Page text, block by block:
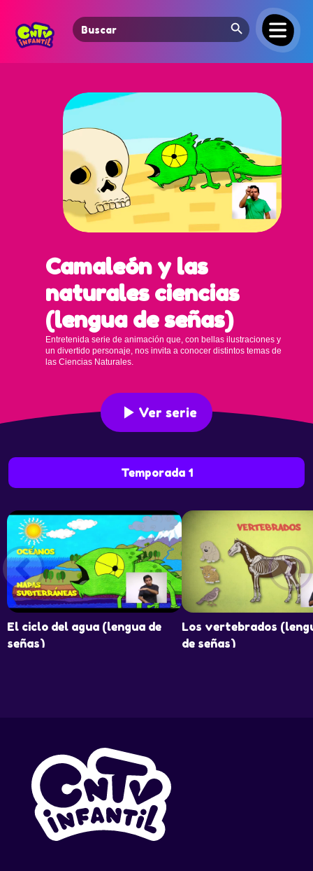
Search
for:
Search Button
Camaleón y las
naturales ciencias
(lengua de señas)
Entretenida serie de animación que, con bellas ilustraciones y
un divertido personaje, nos invita a conocer distintos temas de
las Ciencias Naturales.
Ver serie
Temporada 1
El ciclo del agua (lengua de
señas)
Los vertebrados
de señas)